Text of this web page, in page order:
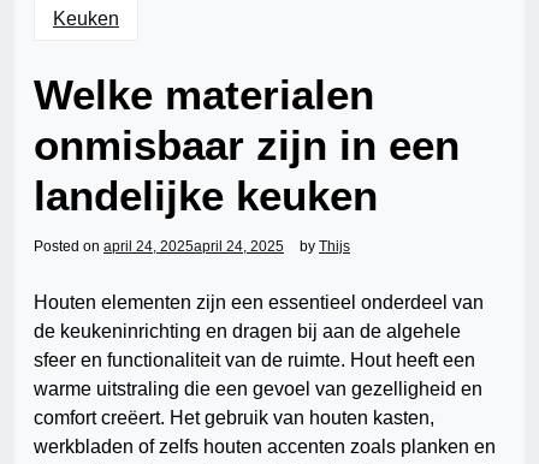
Keuken
Welke materialen
onmisbaar zijn in een
landelijke keuken
Posted on april 24, 2025april 24, 2025 by Thijs
Houten elementen zijn een essentieel onderdeel van
de keukeninrichting en dragen bij aan de algehele
sfeer en functionaliteit van de ruimte. Hout heeft een
warme uitstraling die een gevoel van gezelligheid en
comfort creëert. Het gebruik van houten kasten,
werkbladen of zelfs houten accenten zoals planken en